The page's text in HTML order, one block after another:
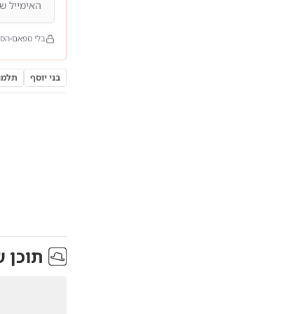
בלי ספאם
בני יוסף